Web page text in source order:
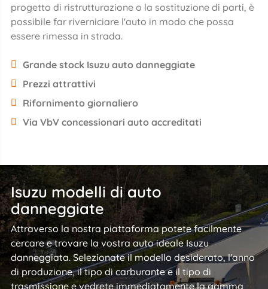
progetto di ristrutturazione o la sostituzione di parti, è
possibile far riverniciare l'auto in modo che possa
essere rimessa in strada.
Grande stock Isuzu auto danneggiate
Prezzi attrattivi
Rifornimento giornaliero
Via VbV concessionari auto accreditati
Isuzu modelli di auto
danneggiate
Attraverso la nostra piattaforma potete facilmente
cercare e trovare la vostra auto ideale Isuzu
danneggiata. Selezionate il modello desiderato, l'anno
di produzione, il tipo di carburante e il tipo di
trasmissione e vedrete immediatamente la gamma